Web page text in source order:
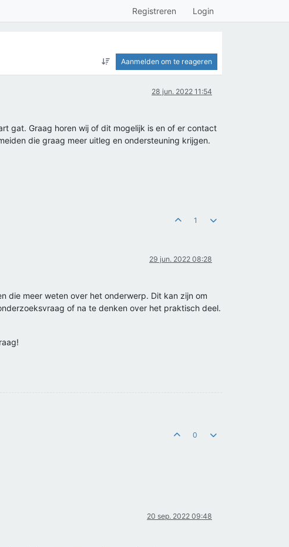
Registreren Login
Aanmelden om te reageren
28 jun. 2022 11:54
gat. Graag horen wij of dit mogelijk is en of er contact
die graag meer uitleg en ondersteuning krijgen.
1
29 jun. 2022 08:28
die meer weten over het onderwerp. Dit kan zijn om
of na te denken over het praktisch deel.
0
20 sep. 2022 09:48